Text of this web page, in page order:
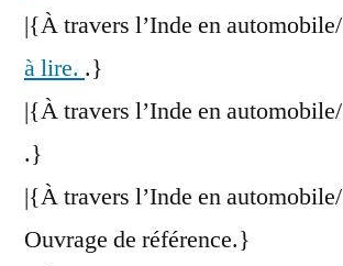
|{À travers l’Inde en
à lire. .}
|{À travers l’Inde en
.}
|{À travers l’Inde en
Ouvrage de référence.}